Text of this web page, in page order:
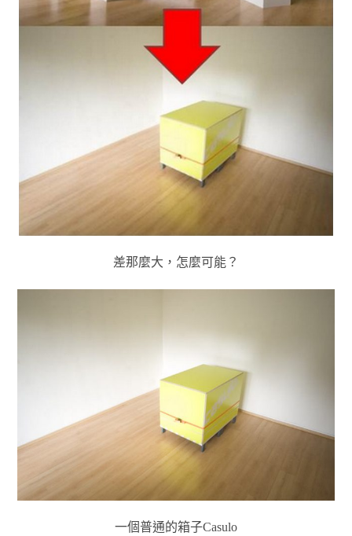
差那麼大，怎麼可能？
一個普通的箱子Casulo